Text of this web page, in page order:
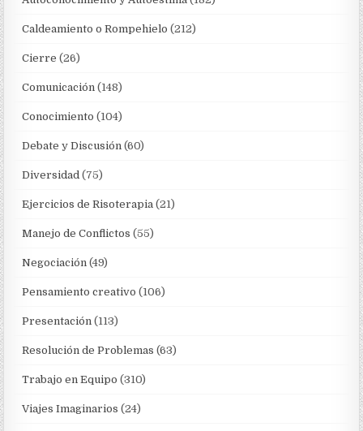
Caldeamiento o Rompehielo (212)
Cierre (26)
Comunicación (148)
Conocimiento (104)
Debate y Discusión (60)
Diversidad (75)
Ejercicios de Risoterapia (21)
Manejo de Conflictos (55)
Negociación (49)
Pensamiento creativo (106)
Presentación (113)
Resolución de Problemas (63)
Trabajo en Equipo (310)
Viajes Imaginarios (24)